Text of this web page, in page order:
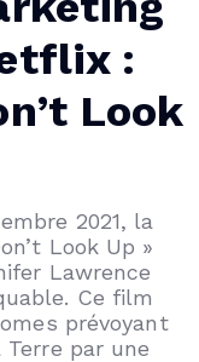
:
Look
2021, la
Look Up »
Lawrence
Ce film
prévoyant
par une